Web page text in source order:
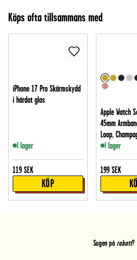
Köps ofta tillsammans med
iPhone 17 Pro Skärmskydd
i härdat glas
I lager
119 SEK
KÖP
Apple Watch
45mm
Loop,
I lager
199 SEK
Sugen på rabatt?